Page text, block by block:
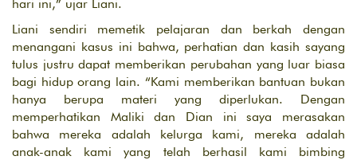
hari ini,” ujar Liani.
Liani sendiri memetik pelajaran dan berkah dengan
menangani kasus ini bahwa, perhatian dan kasih sayang
tulus justru dapat memberikan perubahan yang luar biasa
bagi hidup orang lain. “Kami memberikan bantuan bukan
hanya berupa materi yang diperlukan. Dengan
memperhatikan Maliki dan Dian ini saya merasakan
bahwa mereka adalah kelurga kami, mereka adalah
anak-anak kami yang telah berhasil kami bimbing